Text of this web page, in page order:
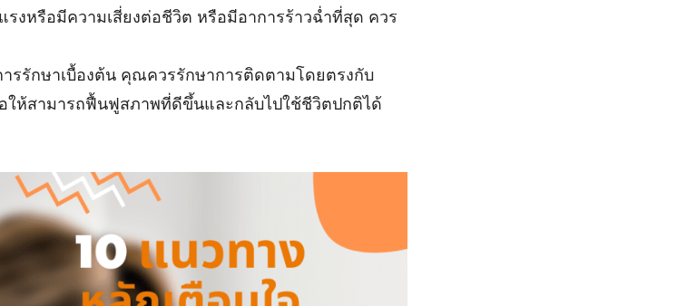
งหรือมีความเสี่ยงต่อชีวิต หรือมีอาการร้าวฉ่ำที่สุด ควร
ารรักษาเบื้องต้น คุณควรรักษาการติดตามโดยตรงกับ
ให้สามารถฟื้นฟูสภาพที่ดีขึ้นและกลับไปใช้ชีวิตปกติได้